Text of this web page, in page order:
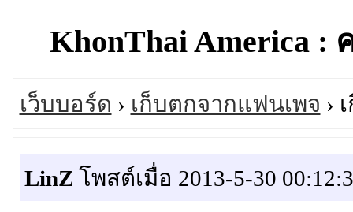
KhonThai America :
เว็บบอร์ด › เก็บตกจากแฟนเพจ ›
LinZ โพสต์เมื่อ 2013-5-30